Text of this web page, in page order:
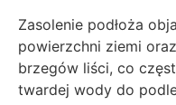
Zasolenie podłoża
powierzchni ziemi
brzegów liści, co
twardej wody do